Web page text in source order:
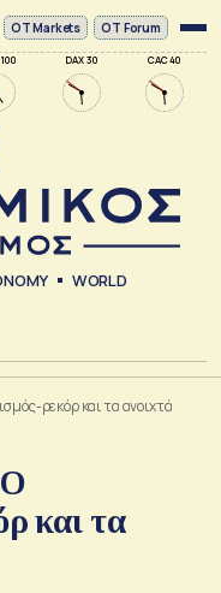
DAX 30 CAC 40
ΟΤ Markets OT Forum
WORLD
ρεκόρ και τα ανοιχτά
και τα